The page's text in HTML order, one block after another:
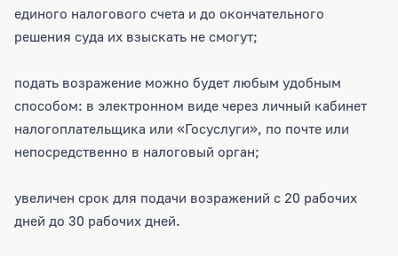
единого налогового счета и до окончательного
решения суда их взыскать не смогут;
подать возражение можно будет любым удобным
способом: в электронном виде через личный кабинет
налогоплательщика или «Госуслуги», по почте или
непосредственно в налоговый орган;
увеличен срок для подачи возражений с 20 рабочих
дней до 30 рабочих дней.